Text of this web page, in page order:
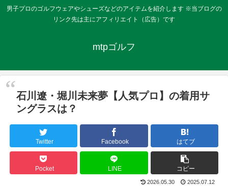
男子プロのゴルフウェアやシューズなどのアイテムを紹介します ※当ブログの
リンク先は主にアフィリエイト（広告）です
mtpゴルフ
石川遼・堀川未来夢【人気プロ】の着用サ
ングラスは？
Twitter Facebook はてブ
Pocket LINE コピー
2026.05.30 2025.07.12